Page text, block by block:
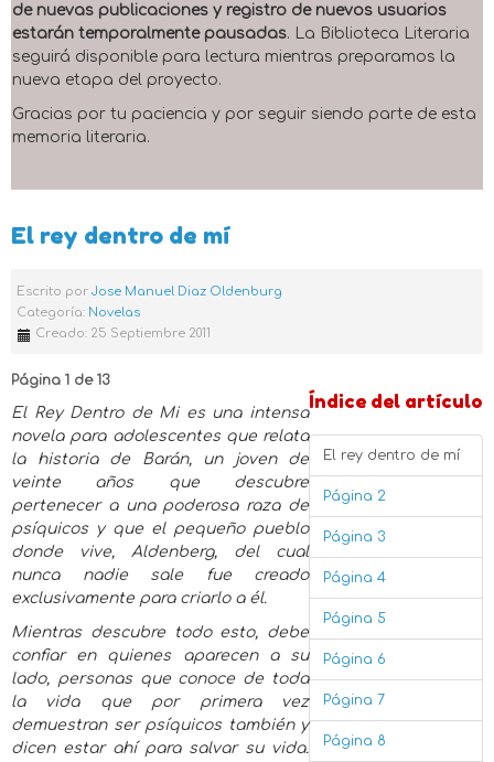
de nuevas publicaciones y registro de nuevos usuarios
estarán temporalmente pausadas. La Biblioteca Literaria
seguirá disponible para lectura mientras preparamos la
nueva etapa del proyecto.
Gracias por tu paciencia y por seguir siendo parte de esta
memoria literaria.
El rey dentro de mí
Escrito por Jose Manuel Diaz Oldenburg
Categoría: Novelas
Creado: 25 Septiembre 2011
Índice del artículo
El rey dentro de mí
Página 2
Página 3
Página 4
Página 5
Página 6
Página 7
Página 8
Página 1 de 13
El Rey Dentro de Mi es una intensa
novela para adolescentes que relata
la historia de Barán, un joven de
veinte años que descubre
pertenecer a una poderosa raza de
psíquicos y que el pequeño pueblo
donde vive, Aldenberg, del cual
nunca nadie sale fue creado
exclusivamente para criarlo a él.
Mientras descubre todo esto, debe
confiar en quienes aparecen a su
lado, personas que conoce de toda
la vida que por primera vez
demuestran ser psíquicos también y
dicen estar ahí para salvar su vida.